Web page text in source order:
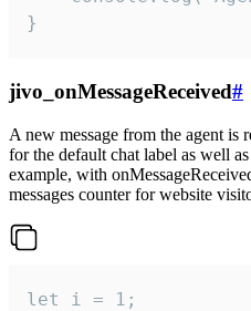
}
jivo_onMessageReceived#
A new message from the agent is
for the default chat label as well
example, with
messages counter for website
let i = 1;